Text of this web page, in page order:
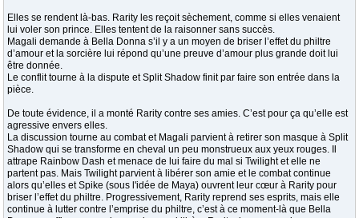
Elles se rendent là-bas. Rarity les reçoit sèchement, comme si elles venaient
lui voler son prince. Elles tentent de la raisonner sans succès.
Magali demande à Bella Donna s’il y a un moyen de briser l’effet du philtre
d’amour et la sorcière lui répond qu’une preuve d’amour plus grande doit lui
être donnée.
Le conflit tourne à la dispute et Split Shadow finit par faire son entrée dans la
pièce.
De toute évidence, il a monté Rarity contre ses amies. C’est pour ça qu’elle est
agressive envers elles.
La discussion tourne au combat et Magali parvient à retirer son masque à Split
Shadow qui se transforme en cheval un peu monstrueux aux yeux rouges. Il
attrape Rainbow Dash et menace de lui faire du mal si Twilight et elle ne
partent pas. Mais Twilight parvient à libérer son amie et le combat continue
alors qu’elles et Spike (sous l'idée de Maya) ouvrent leur cœur à Rarity pour
briser l’effet du philtre. Progressivement, Rarity reprend ses esprits, mais elle
continue à lutter contre l’emprise du philtre, c’est à ce moment-là que Bella